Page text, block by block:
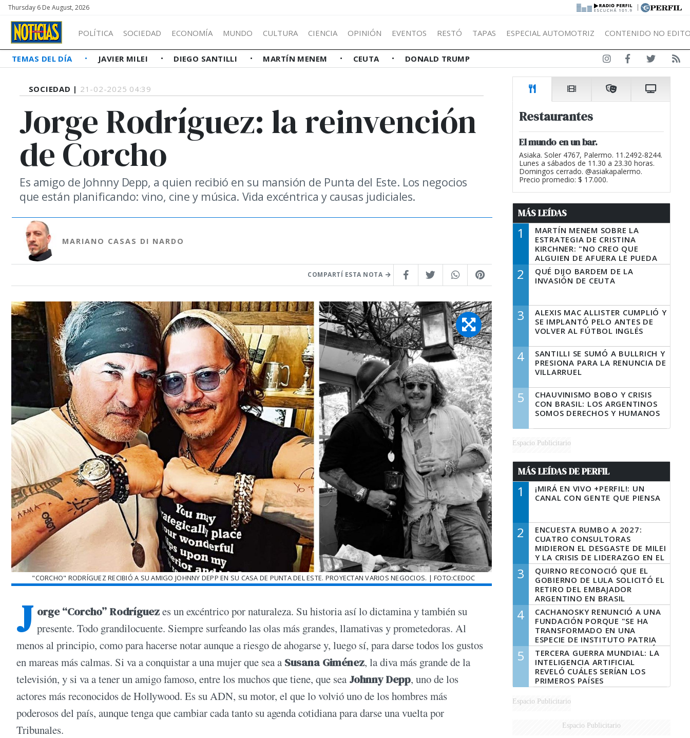
Thursday 6 De August, 2026 |
POLÍTICA SOCIEDAD ECONOMÍA MUNDO CULTURA CIENCIA OPINIÓN EVENTOS RESTÓ TAPAS ESPECIAL AUTOMOTRIZ CONTENIDO NO
TEMAS DEL DÍA JAVIER MILEI DIEGO SANTILLI MARTÍN MENEM CEUTA DONALD TRUMP
SOCIEDAD | 21-02-2025 04:39
Jorge Rodríguez: la reinvención
de Corcho
Es amigo de Johnny Depp, a quien recibió en su mansión de Punta del Este. Los negocios
que están planificando: vino, cine y música. Vida excéntrica y causas judiciales.
MARIANO CASAS DI NARDO
COMPARTÍ ESTA NOTA
"CORCHO" RODRÍGUEZ RECIBIÓ A SU AMIGO JOHNNY DEPP EN SU CASA DE PUNTA DEL ESTE. PROYECTAN VARIOS NEGOCIOS. | FOTO:CEDOC
J orge “Corcho” Rodríguezes un excéntrico por naturaleza. Su historia así lo dictamina y también su
presente. Todo grandilocuente. Siempre surfeando las olas más grandes, llamativas y prometedoras. Al
menos al principio, como para hacerse notar aunque a riesgo de ahogarse y, luego sí, para darse todos los gustos
en mareas más calmas. Si va a conquistar a una mujer que sea a Susana Giménez, la diva más grande de la
televisión, y si va a tener un amigo famoso, entre los muchos que tiene, que sea Johnny Depp, uno de los
actores más reconocidos de Hollywood. Es su ADN, su motor, el que lo volvió uno de los hombres más
poderosos del país, aunque tenga que cambiar cada tanto su agenda cotidiana para darse una vuelta por
Tribunales.
Restaurantes
El mundo en un bar.
Asiaka. Soler 4767, Palermo. 11.2492-8244.
Lunes a sábados de 11.30 a 23.30 horas.
Domingos cerrado. @asiakapalermo.
Precio promedio: $ 17.000.
MÁS LEÍDAS
1
MARTÍN MENEM SOBRE LA
ESTRATEGIA DE CRISTINA
KIRCHNER: "NO CREO QUE
ALGUIEN DE AFUERA LE PUEDA
DECIR A LA JUSTICIA LO QUE
TIENE QUE HACER"
2
QUÉ DIJO BARDEM DE LA
INVASIÓN DE CEUTA
3
ALEXIS MAC ALLISTER CUMPLIÓ Y
SE IMPLANTÓ PELO ANTES DE
VOLVER AL FÚTBOL INGLÉS
4
SANTILLI SE SUMÓ A BULLRICH Y
PRESIONA PARA LA RENUNCIA DE
VILLARRUEL
5
CHAUVINISMO BOBO Y CRISIS
CON BRASIL: LOS ARGENTINOS
SOMOS DERECHOS Y HUMANOS
Espacio Publicitario
MÁS LEÍDAS DE PERFIL
1
¡MIRÁ EN VIVO +PERFIL!: UN
CANAL CON GENTE QUE PIENSA
2
ENCUESTA RUMBO A 2027:
CUATRO CONSULTORAS
MIDIERON EL DESGASTE DE MILEI
Y LA CRISIS DE LIDERAZGO EN EL
PERONISMO
3
QUIRNO RECONOCIÓ QUE EL
GOBIERNO DE LULA SOLICITÓ EL
RETIRO DEL EMBAJADOR
ARGENTINO EN BRASIL
4
CACHANOSKY RENUNCIÓ A UNA
FUNDACIÓN PORQUE "SE HA
TRANSFORMADO EN UNA
ESPECIE DE INSTITUTO PATRIA
INCONDICIONAL DE LA GESTIÓN
DE MILEI"
5
TERCERA GUERRA MUNDIAL: LA
INTELIGENCIA ARTIFICIAL
REVELÓ CUÁLES SERÍAN LOS
PRIMEROS PAÍSES
LATINOAMERICANOS EN SER
DERROTADOS
Espacio Publicitario
Espacio Publicitario